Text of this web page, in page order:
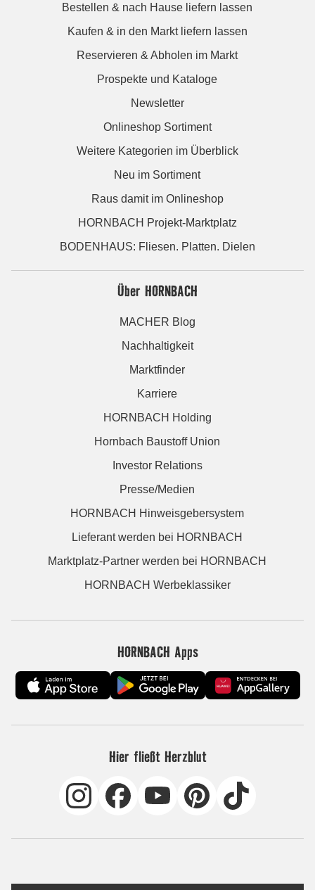
Bestellen & nach Hause liefern lassen
Kaufen & in den Markt liefern lassen
Reservieren & Abholen im Markt
Prospekte und Kataloge
Newsletter
Onlineshop Sortiment
Weitere Kategorien im Überblick
Neu im Sortiment
Raus damit im Onlineshop
HORNBACH Projekt-Marktplatz
BODENHAUS: Fliesen. Platten. Dielen
Über HORNBACH
MACHER Blog
Nachhaltigkeit
Marktfinder
Karriere
HORNBACH Holding
Hornbach Baustoff Union
Investor Relations
Presse/Medien
HORNBACH Hinweisgebersystem
Lieferant werden bei HORNBACH
Marktplatz-Partner werden bei HORNBACH
HORNBACH Werbeklassiker
HORNBACH Apps
Hier fließt Herzblut